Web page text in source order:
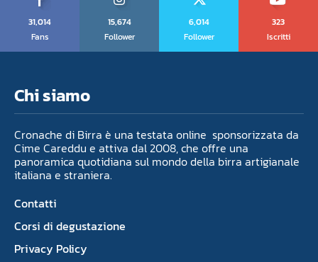
31,014
Fans
15,674
Follower
6,014
Follower
323
Iscritti
Chi siamo
Cronache di Birra è una testata online sponsorizzata da
Cime Careddu e attiva dal 2008, che offre una
panoramica quotidiana sul mondo della birra artigianale
italiana e straniera.
Contatti
Corsi di degustazione
Privacy Policy